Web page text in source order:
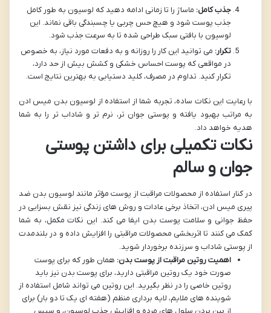
جذب کامل: ماساژ را تا زمانی ادامه دهید که لوسیون به طور کامل
جذب پوست شود و هیچ حس چربی یا چسبندگی باقی نماند. این
لوسیون با بافتی سبک طراحی شده تا به سرعت جذب شود.
تکرار: می توانید این کار را روزانه و به دفعات مورد نیاز، به خصوص
در مواقعی که پوست احساس خشکی و کشش بیش از حد دارد،
تکرار کنید. تداوم در مصرف، کلید دستیابی به بهترین نتایج است.
با رعایت این نکات ساده، تجربه شما از استفاده از لوسیون بدن میس ادن
به مراتب بهبود یافته و پوستی جوان تر، نرم تر و شاداب تر را به شما
هدیه خواهد داد.
نکات تکمیلی برای داشتن پوستی
جوان و سالم
در کنار استفاده از محصولات مراقبت از پوست مؤثر مانند لوسیون بدن ضد
پیری میس ادن، اتخاذ برخی عادات و روش های زندگی نیز نقش بسزایی در
حفظ جوانی و سلامت پوست بدن ایفا می کند. این نکات مکمل، به شما
کمک می کنند تا اثربخشی محصولات مراقبتی را افزایش داده و در بلندمدت
از پوستی شاداب و سرزنده برخوردار شوید.
اهمیت روتین مراقبت از پوست بدن: همان طور که برای پوست
صورت خود یک روتین مراقبتی دارید، برای پوست بدن نیز باید
روتین خاصی را در نظر بگیرید. این روتین می تواند شامل استفاده از
شوینده های ملایم، لایه برداری منظم (هفته ای یک تا دو بار) برای